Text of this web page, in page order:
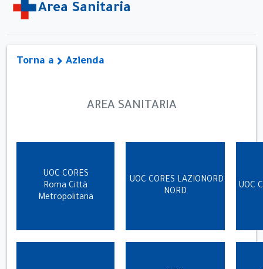
Area Sanitaria
Torna a Azienda
AREA SANITARIA
UOC CORES
Roma Città
Metropolitana
UOC CORES LAZIONORD
NORD
UOC